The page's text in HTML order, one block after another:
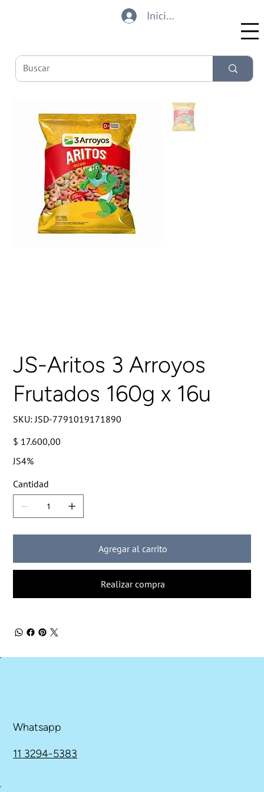
Iniciar sesión
JS-Aritos 3 Arroyos
Frutados 160g x 16u
SKU: SKU
JSD-
JSD-7791019171890
Precio
$ 17.600,00
JS4%
Cantidad
Agregar al carrito
Realizar compra
Whatsapp
11 3294-5383